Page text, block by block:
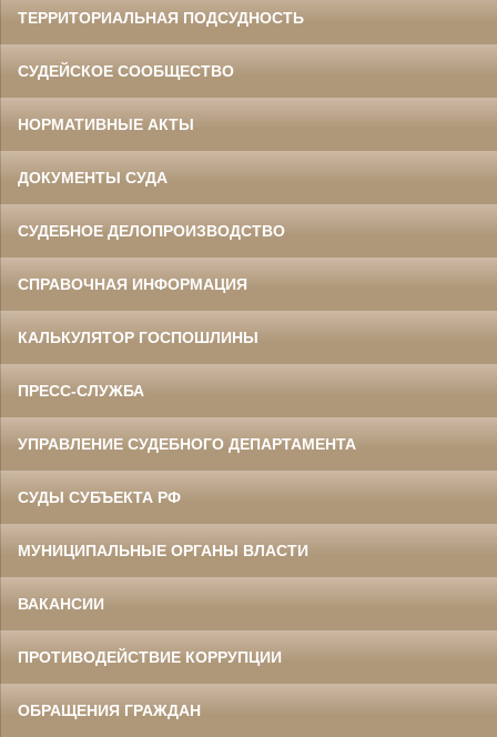
ТЕРРИТОРИАЛЬНАЯ ПОДСУДНОСТЬ
СУДЕЙСКОЕ СООБЩЕСТВО
НОРМАТИВНЫЕ АКТЫ
ДОКУМЕНТЫ СУДА
СУДЕБНОЕ ДЕЛОПРОИЗВОДСТВО
СПРАВОЧНАЯ ИНФОРМАЦИЯ
КАЛЬКУЛЯТОР ГОСПОШЛИНЫ
ПРЕСС-СЛУЖБА
УПРАВЛЕНИЕ СУДЕБНОГО ДЕПАРТАМЕНТА
СУДЫ СУБЪЕКТА РФ
МУНИЦИПАЛЬНЫЕ ОРГАНЫ ВЛАСТИ
ВАКАНСИИ
ПРОТИВОДЕЙСТВИЕ КОРРУПЦИИ
ОБРАЩЕНИЯ ГРАЖДАН